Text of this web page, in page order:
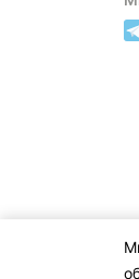
©